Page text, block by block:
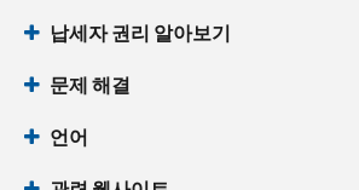
납세자 권리 알아보기
문제 해결
언어